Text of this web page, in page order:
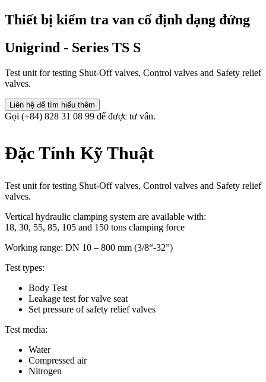
Thiết bị kiểm tra van cố định dạng đứng
Unigrind - Series TS S
Test unit for testing Shut-Off valves, Control valves and Safety relief
valves.
Liên hệ để tìm hiểu thêm
Gọi (+84) 828 31 08 99 để được tư vấn.
Đặc Tính Kỹ Thuật
Test unit for testing Shut-Off valves, Control valves and Safety relief
valves.
Vertical hydraulic clamping system are available with:
18, 30, 55, 85, 105 and 150 tons clamping force
Working range: DN 10 – 800 mm (3/8“-32”)
Test types:
Body Test
Leakage test for valve seat
Set pressure of safety relief valves
Test media:
Water
Compressed air
Nitrogen